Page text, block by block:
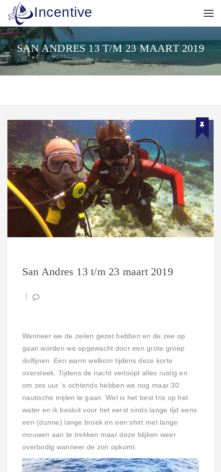
Incentive
SAN ANDRES 13 T/M 23 MAART 2019
San Andres 13 t/m 23 maart 2019
Wanneer we de zeilen gezet hebben en de zee op
gaan worden we opgewacht door een grote groep
dolfijnen. Een warm welkom tijdens deze korte
oversteek. Tijdens de nacht verloopt alles rustig en
om zes uur ’s ochtends hebben we nog maar 30
nautische mijlen te gaan. Wel is het best fris op het
water en ik besluit voor het eerst sinds lange tijd eens
een (dunne) lange broek en een shirt met lange
mouwen aan te trekken maar deze blijken weer
overbodig wanneer de zon opkomt.